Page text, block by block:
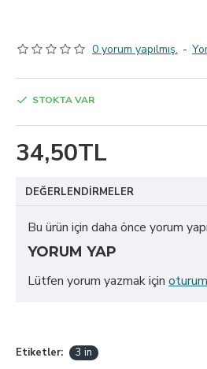
0 yorum yapılmış. -
34,50TL
STOKTA VAR
DEĞERLENDIRMELER
Bu ürün için daha önce yorum
YORUM YAP
Lütfen yorum yazmak için oturum
Etiketler: 3 in